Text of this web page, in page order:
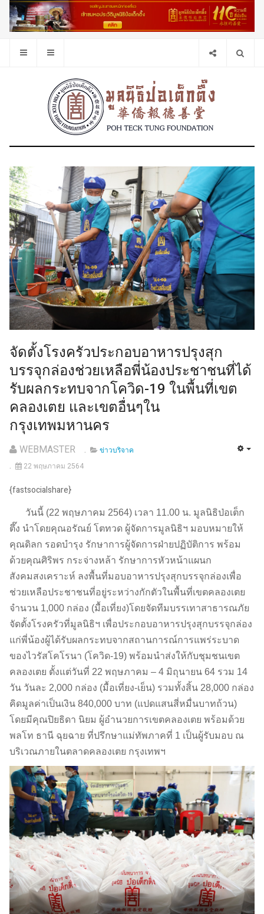
จัดตั้งโรงครัวประกอบอาหารปรุงสุก
บรรจุกล่องช่วยเหลือพี่น้องประชาชนที่ได้
รับผลกระทบจากโควิด-19 ในพื้นที่เขต
คลองเตย และเขตอื่นๆใน
กรุงเทพมหานคร
WEBMASTER
ข่าวบริจาค
22 พฤษภาคม 2564
{fastsocialshare}
วันนี้ (22 พฤษภาคม 2564) เวลา 11.00 น. มูลนิธิป่อเต็ก
ตึ๊ง นำโดยคุณอรัณย์ โตทวด ผู้จัดการมูลนิธิฯ มอบหมายให้
คุณดิลก รอดบำรุง รักษาการผู้จัดการฝ่ายปฏิบัติการ พร้อม
ด้วยคุณศิริพร กระจ่างหล้า รักษาการหัวหน้าแผนก
สังคมสงเคราะห์ ลงพื้นที่มอบอาหารปรุงสุกบรรจุกล่องเพื่อ
ช่วยเหลือประชาชนที่อยู่ระหว่างกักตัวในพื้นที่เขตคลองเตย
จำนวน 1,000 กล่อง (มื้อเที่ยง)โดยจัดทีมบรรเทาสาธารณภัย
จัดตั้งโรงครัวที่มูลนิธิฯ เพื่อประกอบอาหารปรุงสุกบรรจุกล่อง
แก่พี่น้องผู้ได้รับผลกระทบจากสถานการณ์การแพร่ระบาด
ของไวรัสโคโรนา (โควิด-19) พร้อมนำส่งให้กับชุมชนเขต
คลองเตย ตั้งแต่วันที่ 22 พฤษภาคม – 4 มิถุนายน 64 รวม 14
วัน วันละ 2,000 กล่อง (มื้อเที่ยง-เย็น) รวมทั้งสิ้น 28,000 กล่อง
คิดมูลค่าเป็นเงิน 840,000 บาท (แปดแสนสี่หมื่นบาทถ้วน)
โดยมีคุณปิยธิดา นิยม ผู้อำนวยการเขตคลองเตย พร้อมด้วย
พลโท ธานี ฉุยฉาย ที่ปรึกษาแม่ทัพภาคที่ 1 เป็นผู้รับมอบ ณ
บริเวณภายในตลาดคลองเตย กรุงเทพฯ